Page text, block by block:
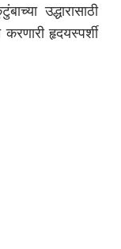
उद्धारासाठी
हृदयस्पर्शी